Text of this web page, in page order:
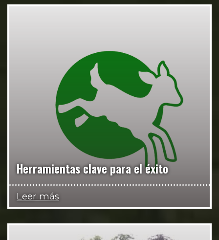
Herramientas clave para el éxito
Leer más